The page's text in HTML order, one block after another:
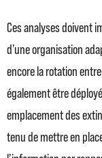
Ces analyses doivent
d’une organisation
encore la rotation
également être
emplacement des
tenu de mettre en